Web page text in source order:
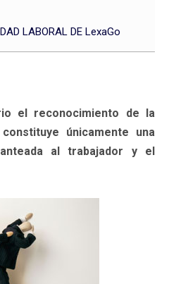
LABORAL DE LexaGo
el reconocimiento de la
únicamente una
al trabajador y el